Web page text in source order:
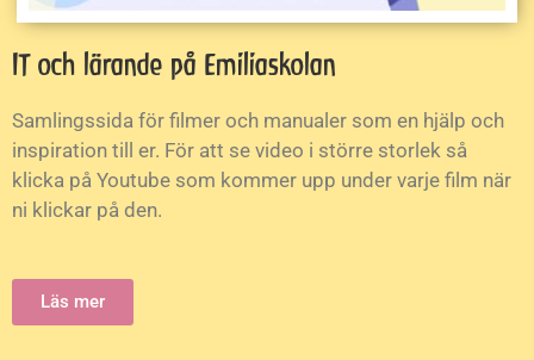
IT och lärande på Emiliaskolan
Samlingssida för filmer och manualer som en hjälp och
inspiration till er. För att se video i större storlek så
klicka på Youtube som kommer upp under varje film när
ni klickar på den.
Läs mer